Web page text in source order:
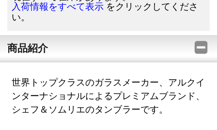
入荷情報をすべて表示 をクリックしてくださ
い。
商品紹介
世界トップクラスのガラスメーカー、アルクイ
ンターナショナルによるプレミアムブランド、
シェフ＆ソムリエのタンブラーです。